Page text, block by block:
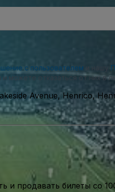
с пользователем
можете отказаться от них в
Avenue, Henrico,
и продавать билеты со